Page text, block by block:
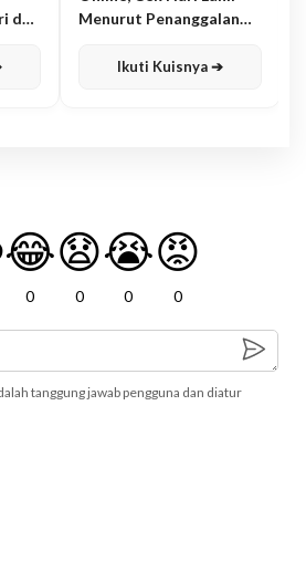
dan
Menurut Penanggalan
Ikuti Kuisnya ➔
😂
0
😧
0
😭
0
😡
0
tanggung jawab pengguna dan diatur